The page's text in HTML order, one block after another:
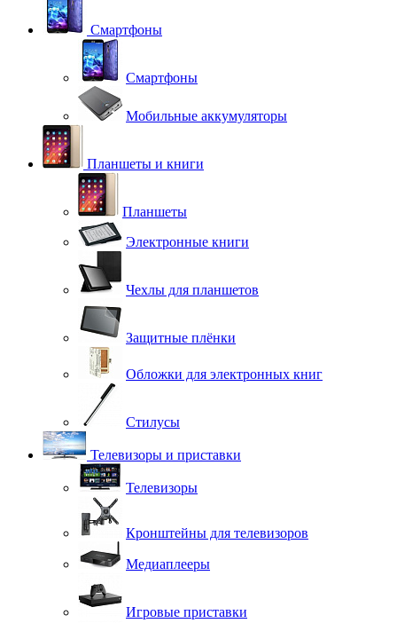
Смартфоны
Смартфоны
Мобильные аккумуляторы
Планшеты и книги
Планшеты
Электронные книги
Чехлы для планшетов
Защитные плёнки
Обложки для электронных книг
Стилусы
Телевизоры и приставки
Телевизоры
Кронштейны для телевизоров
Медиаплееры
Игровые приставки